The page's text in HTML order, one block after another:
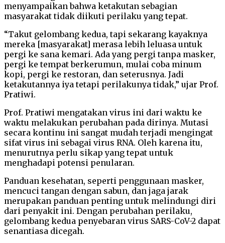
menyampaikan bahwa ketakutan sebagian
masyarakat tidak diikuti perilaku yang tepat.
“Takut gelombang kedua, tapi sekarang kayaknya
mereka [masyarakat] merasa lebih leluasa untuk
pergi ke sana kemari. Ada yang pergi tanpa masker,
pergi ke tempat berkerumun, mulai coba minum
kopi, pergi ke restoran, dan seterusnya. Jadi
ketakutannya iya tetapi perilakunya tidak,” ujar Prof.
Pratiwi.
Prof. Pratiwi mengatakan virus ini dari waktu ke
waktu melakukan perubahan pada dirinya. Mutasi
secara kontinu ini sangat mudah terjadi mengingat
sifat virus ini sebagai virus RNA. Oleh karena itu,
menurutnya perlu sikap yang tepat untuk
menghadapi potensi penularan.
Panduan kesehatan, seperti penggunaan masker,
mencuci tangan dengan sabun, dan jaga jarak
merupakan panduan penting untuk melindungi diri
dari penyakit ini. Dengan perubahan perilaku,
gelombang kedua penyebaran virus SARS-CoV-2 dapat
senantiasa dicegah.